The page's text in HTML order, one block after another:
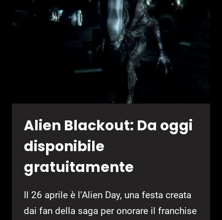
Alien Blackout: Da oggi
disponibile
gratuitamente
Il 26 aprile è l’Alien Day, una festa creata
dai fan della saga per onorare il franchise